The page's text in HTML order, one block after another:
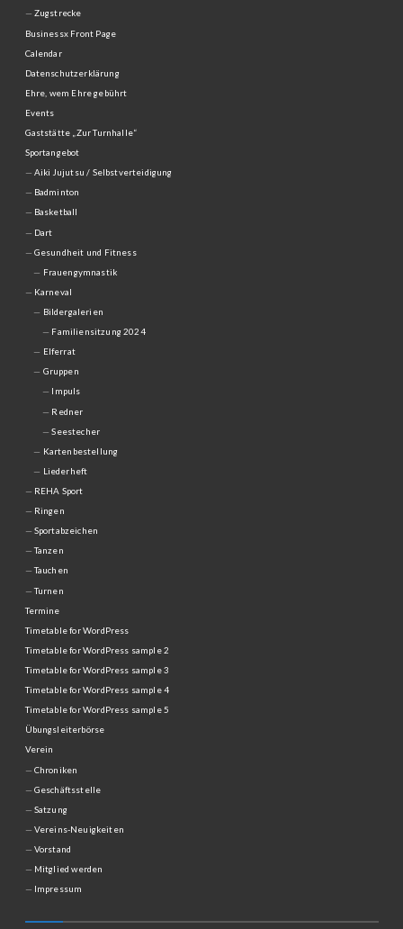
Zugstrecke
Businessx Front Page
Calendar
Datenschutzerklärung
Ehre, wem Ehre gebührt
Events
Gaststätte „Zur Turnhalle“
Sportangebot
Aiki Jujutsu / Selbstverteidigung
Badminton
Basketball
Dart
Gesundheit und Fitness
Frauengymnastik
Karneval
Bildergalerien
Familiensitzung 2024
Elferrat
Gruppen
Impuls
Redner
Seestecher
Kartenbestellung
Liederheft
REHA Sport
Ringen
Sportabzeichen
Tanzen
Tauchen
Turnen
Termine
Timetable for WordPress
Timetable for WordPress sample 2
Timetable for WordPress sample 3
Timetable for WordPress sample 4
Timetable for WordPress sample 5
Übungsleiterbörse
Verein
Chroniken
Geschäftsstelle
Satzung
Vereins-Neuigkeiten
Vorstand
Mitglied werden
Impressum